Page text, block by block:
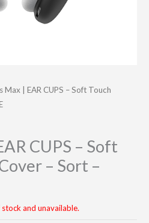
Max | EAR CUPS – Soft Touch
CUPS – Soft
– Sort –
and unavailable.